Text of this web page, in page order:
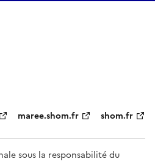
maree.shom.fr shom.fr
sous la responsabilité du